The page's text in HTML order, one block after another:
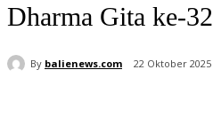
Dharma Gita ke-32
By balienews.com 22 Oktober 2025